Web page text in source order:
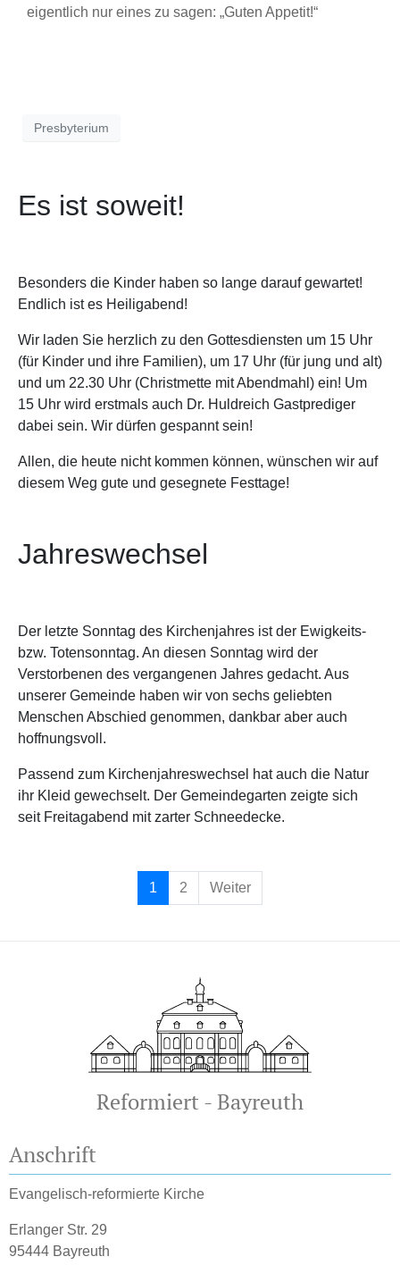
eigentlich nur eines zu sagen: „Guten Appetit!“
Presbyterium
Es ist soweit!
Besonders die Kinder haben so lange darauf gewartet!
Endlich ist es Heiligabend!
Wir laden Sie herzlich zu den Gottesdiensten um 15 Uhr
(für Kinder und ihre Familien), um 17 Uhr (für jung und alt)
und um 22.30 Uhr (Christmette mit Abendmahl) ein! Um
15 Uhr wird erstmals auch Dr. Huldreich Gastprediger
dabei sein. Wir dürfen gespannt sein!
Allen, die heute nicht kommen können, wünschen wir auf
diesem Weg gute und gesegnete Festtage!
Jahreswechsel
Der letzte Sonntag des Kirchenjahres ist der Ewigkeits-
bzw. Totensonntag. An diesen Sonntag wird der
Verstorbenen des vergangenen Jahres gedacht. Aus
unserer Gemeinde haben wir von sechs geliebten
Menschen Abschied genommen, dankbar aber auch
hoffnungsvoll.
Passend zum Kirchenjahreswechsel hat auch die Natur
ihr Kleid gewechselt. Der Gemeindegarten zeigte sich
seit Freitagabend mit zarter Schneedecke.
1 2 Weiter
Reformiert - Bayreuth
Anschrift
Evangelisch-reformierte Kirche
Erlanger Str. 29
95444 Bayreuth